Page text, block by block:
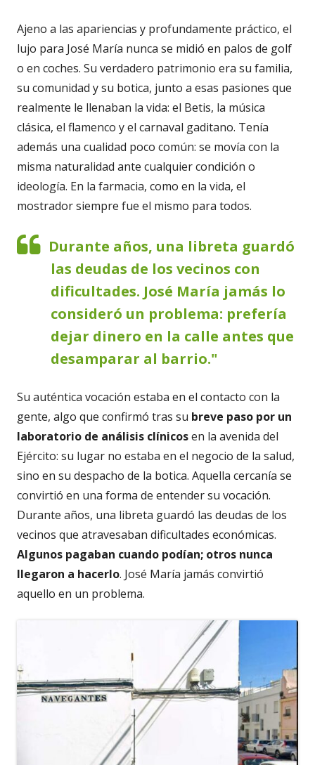
Ajeno a las apariencias y profundamente práctico, el
lujo para José María nunca se midió en palos de golf
o en coches. Su verdadero patrimonio era su familia,
su comunidad y su botica, junto a esas pasiones que
realmente le llenaban la vida: el Betis, la música
clásica, el flamenco y el carnaval gaditano. Tenía
además una cualidad poco común: se movía con la
misma naturalidad ante cualquier condición o
ideología. En la farmacia, como en la vida, el
mostrador siempre fue el mismo para todos.
Durante años, una libreta guardó
las deudas de los vecinos con
dificultades. José María jamás lo
consideró un problema: prefería
dejar dinero en la calle antes que
desamparar al barrio."
Su auténtica vocación estaba en el contacto con la
gente, algo que confirmó tras su breve paso por un
laboratorio de análisis clínicosen la avenida del
Ejército: su lugar no estaba en el negocio de la salud,
sino en su despacho de la botica. Aquella cercanía se
convirtió en una forma de entender su vocación.
Durante años, una libreta guardó las deudas de los
vecinos que atravesaban dificultades económicas.
Algunos pagaban cuando podían; otros nunca
llegaron a hacerlo. José María jamás convirtió
aquello en un problema.